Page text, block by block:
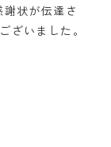
状が伝達さ
ざいました。